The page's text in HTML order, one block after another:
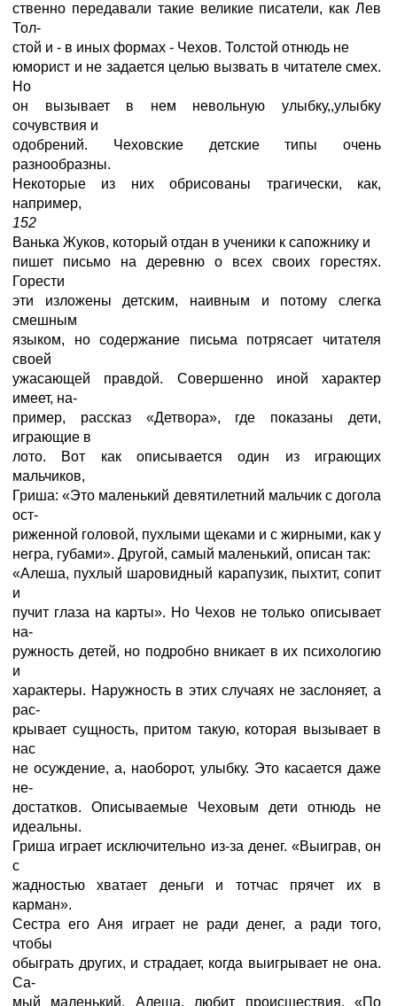
ственно передавали такие великие писатели, как Лев
Тол-
стой и - в иных формах - Чехов. Толстой отнюдь не
юморист и не задается целью вызвать в читателе смех.
Но
он вызывает в нем невольную улыбку,,улыбку
сочувствия и
одобрений. Чеховские детские типы очень
разнообразны.
Некоторые из них обрисованы трагически, как,
например,
152
Ванька Жуков, который отдан в ученики к сапожнику и
пишет письмо на деревню о всех своих горестях.
Горести
эти изложены детским, наивным и потому слегка
смешным
языком, но содержание письма потрясает читателя
своей
ужасающей правдой. Совершенно иной характер
имеет, на-
пример, рассказ «Детвора», где показаны дети,
играющие в
лото. Вот как описывается один из играющих
мальчиков,
Гриша: «Это маленький девятилетний мальчик с догола
ост-
риженной головой, пухлыми щеками и с жирными, как у
негра, губами». Другой, самый маленький, описан так:
«Алеша, пухлый шаровидный карапузик, пыхтит, сопит
и
пучит глаза на карты». Но Чехов не только описывает
на-
ружность детей, но подробно вникает в их психологию
и
характеры. Наружность в этих случаях не заслоняет, а
рас-
крывает сущность, притом такую, которая вызывает в
нас
не осуждение, а, наоборот, улыбку. Это касается даже
не-
достатков. Описываемые Чеховым дети отнюдь не
идеальны.
Гриша играет исключительно из-за денег. «Выиграв, он
с
жадностью хватает деньги и тотчас прячет их в
карман».
Сестра его Аня играет не ради денег, а ради того,
чтобы
обыграть других, и страдает, когда выигрывает не она.
Са-
мый маленький, Алеша, любит происшествия. «По